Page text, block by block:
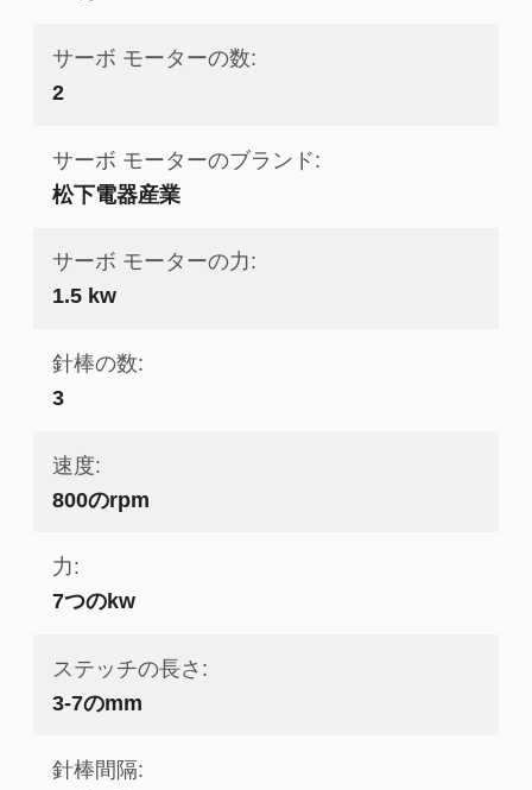
サーボ モーターの数:
2
サーボ モーターのブランド:
松下電器産業
サーボ モーターの力:
1.5 kw
針棒の数:
3
速度:
800のrpm
力:
7つのkw
ステッチの長さ:
3-7のmm
針棒間隔: